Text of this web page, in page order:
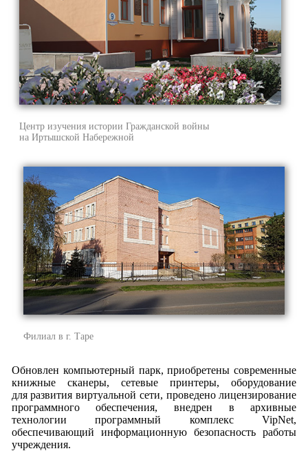
Центр изучения истории Гражданской войны
на Иртышской Набережной
Филиал в г. Таре
Обновлен компьютерный парк, приобретены современные
книжные сканеры, сетевые принтеры, оборудование
для развития виртуальной сети, проведено лицензирование
программного обеспечения, внедрен в архивные
технологии программный комплекс VipNet,
обеспечивающий информационную безопасность работы
учреждения.